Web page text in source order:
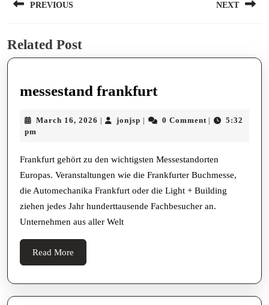
navigation
PREVIOUS
post:
NEXT
Related Post
messestand frankfurtmessestand
March 16, 2026 March
| jonjsp jonjsp
| 0 Comment |
5:32
pm
Frankfurt gehört zu den wichtigsten Messestandorten
Europas. Veranstaltungen wie die Frankfurter Buchmesse,
die Automechanika Frankfurt oder die Light + Building
ziehen jedes Jahr hunderttausende Fachbesucher an.
Unternehmen aus aller Welt
Read More
More